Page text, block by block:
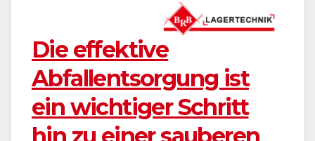
Die effektive
Abfallentsorgung ist
ein wichtiger Schritt